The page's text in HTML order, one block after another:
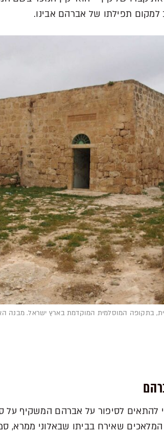
תפילתו של אברהם אבינו.
בתקופה המוסלמית המוקדמת בארץ ישראל. מבנה
להתאים לסיפור על אברהם המשקיף על
שאירח בביתו שבאלוני ממרא,